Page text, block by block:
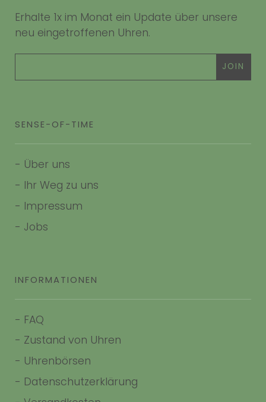
Erhalte 1x im Monat ein Update über unsere
neu eingetroffenen Uhren.
SENSE-OF-TIME
- Über uns
- Ihr Weg zu uns
- Impressum
- Jobs
INFORMATIONEN
- FAQ
- Zustand von Uhren
- Uhrenbörsen
- Datenschutzerklärung